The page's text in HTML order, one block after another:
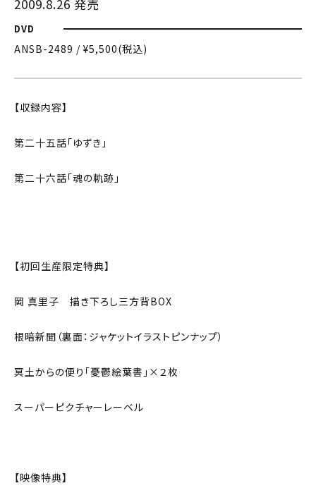
2009.8.26 発売
DVD
ANSB-2489 / ¥5,500(税込)
【収録内容】
第二十五話「ゆずき」
第二十六話「魂の軌跡」
【初回生産限定特典】
岡 真里子 描き下ろし三方背BOX
根暗新聞（裏面：ジャケットイラストピンナップ）
冥土からの便り「憂鬱絵葉書」×２枚
スーパーピクチャーレーベル
【映像特典】